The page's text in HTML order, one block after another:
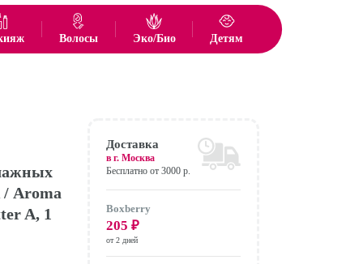
показать все товары
Волосы Эко/Био Детям
/ Aroma
A, 1
Доставка
в г.Москва
Бесплатно от 3000 р.
Boxberry
205 ₽
от 2 дней